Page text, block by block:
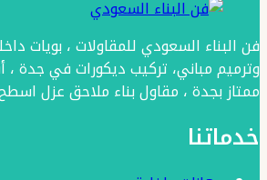
ترميم
وتشطيب
بجدة
فن البناء السعودي للمقاولات ، بويات
وترميم مباني، تركيب ديكورات في جدة
ممتاز بجدة ، مقاول بناء ملاحق عزل
خدماتنا